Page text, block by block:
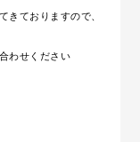
きておりますので、
わせください